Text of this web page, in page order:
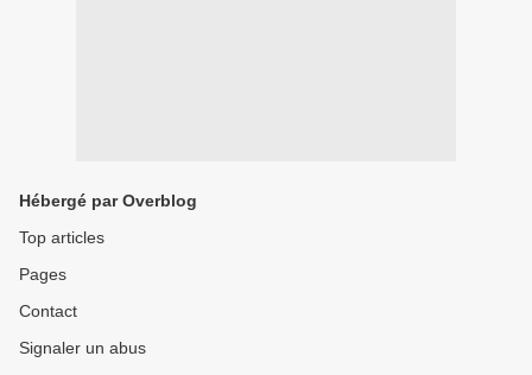
Hébergé par Overblog
Top articles
Pages
Contact
Signaler un abus